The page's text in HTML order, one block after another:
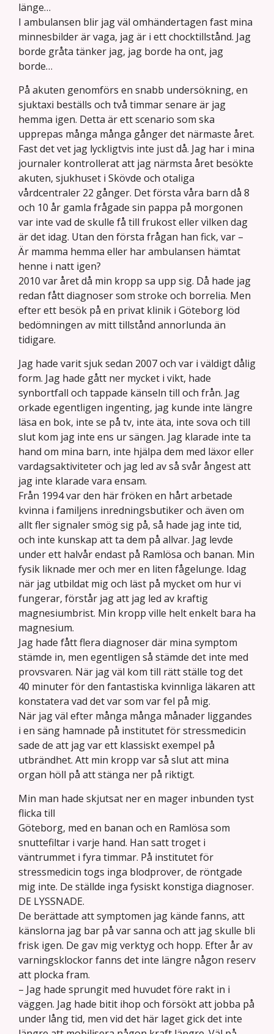
länge…
I ambulansen blir jag väl omhändertagen fast mina
minnesbilder är vaga, jag är i ett chocktillstånd. Jag
borde gråta tänker jag, jag borde ha ont, jag
borde…
På akuten genomförs en snabb undersökning, en
sjuktaxi beställs och två timmar senare är jag
hemma igen. Detta är ett scenario som ska
upprepas många många gånger det närmaste året.
Fast det vet jag lyckligtvis inte just då. Jag har i mina
journaler kontrollerat att jag närmsta året besökte
akuten, sjukhuset i Skövde och otaliga
vårdcentraler 22 gånger. Det första våra barn då 8
och 10 år gamla frågade sin pappa på morgonen
var inte vad de skulle få till frukost eller vilken dag
är det idag. Utan den första frågan han fick, var –
Är mamma hemma eller har ambulansen hämtat
henne i natt igen?
2010 var året då min kropp sa upp sig. Då hade jag
redan fått diagnoser som stroke och borrelia. Men
efter ett besök på en privat klinik i Göteborg löd
bedömningen av mitt tillstånd annorlunda än
tidigare.
Jag hade varit sjuk sedan 2007 och var i väldigt dålig
form. Jag hade gått ner mycket i vikt, hade
synbortfall och tappade känseln till och från. Jag
orkade egentligen ingenting, jag kunde inte längre
läsa en bok, inte se på tv, inte äta, inte sova och till
slut kom jag inte ens ur sängen. Jag klarade inte ta
hand om mina barn, inte hjälpa dem med läxor eller
vardagsaktiviteter och jag led av så svår ångest att
jag inte klarade vara ensam.
Från 1994 var den här fröken en hårt arbetade
kvinna i familjens inredningsbutiker och även om
allt fler signaler smög sig på, så hade jag inte tid,
och inte kunskap att ta dem på allvar. Jag levde
under ett halvår endast på Ramlösa och banan. Min
fysik liknade mer och mer en liten fågelunge. Idag
när jag utbildat mig och läst på mycket om hur vi
fungerar, förstår jag att jag led av kraftig
magnesiumbrist. Min kropp ville helt enkelt bara ha
magnesium.
Jag hade fått flera diagnoser där mina symptom
stämde in, men egentligen så stämde det inte med
provsvaren. När jag väl kom till rätt ställe tog det
40 minuter för den fantastiska kvinnliga läkaren att
konstatera vad det var som var fel på mig.
När jag väl efter många många månader liggandes
i en säng hamnade på institutet för stressmedicin
sade de att jag var ett klassiskt exempel på
utbrändhet. Att min kropp var så slut att mina
organ höll på att stänga ner på riktigt.
Min man hade skjutsat ner en mager inbunden tyst
flicka till
Göteborg, med en banan och en Ramlösa som
snuttefiltar i varje hand. Han satt troget i
väntrummet i fyra timmar. På institutet för
stressmedicin togs inga blodprover, de röntgade
mig inte. De ställde inga fysiskt konstiga diagnoser.
DE LYSSNADE.
De berättade att symptomen jag kände fanns, att
känslorna jag bar på var sanna och att jag skulle bli
frisk igen. De gav mig verktyg och hopp. Efter år av
varningsklockor fanns det inte längre någon reserv
att plocka fram.
– Jag hade sprungit med huvudet före rakt in i
väggen. Jag hade bitit ihop och försökt att jobba på
under lång tid, men vid det här laget gick det inte